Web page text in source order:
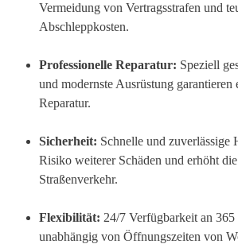
Vermeidung von Vertragsstrafen und
Abschleppkosten.
Professionelle Reparatur: Speziell
und modernste Ausrüstung garantieren
Reparatur.
Sicherheit: Schnelle und zuverlässige
Risiko weiterer Schäden und erhöht
Straßenverkehr.
Flexibilität: 24/7 Verfügbarkeit an 365
unabhängig von Öffnungszeiten von